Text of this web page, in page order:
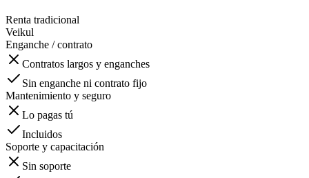
Renta tradicional
Veikul
Enganche / contrato
Contratos largos y enganches
Sin enganche ni contrato fijo
Mantenimiento y seguro
Lo pagas tú
Incluidos
Soporte y capacitación
Sin soporte